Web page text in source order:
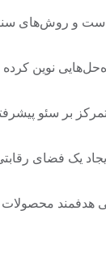
و روش‌های سنتی
نوین کرده
تمرکز بر سئو
یک فضای
هدفمند